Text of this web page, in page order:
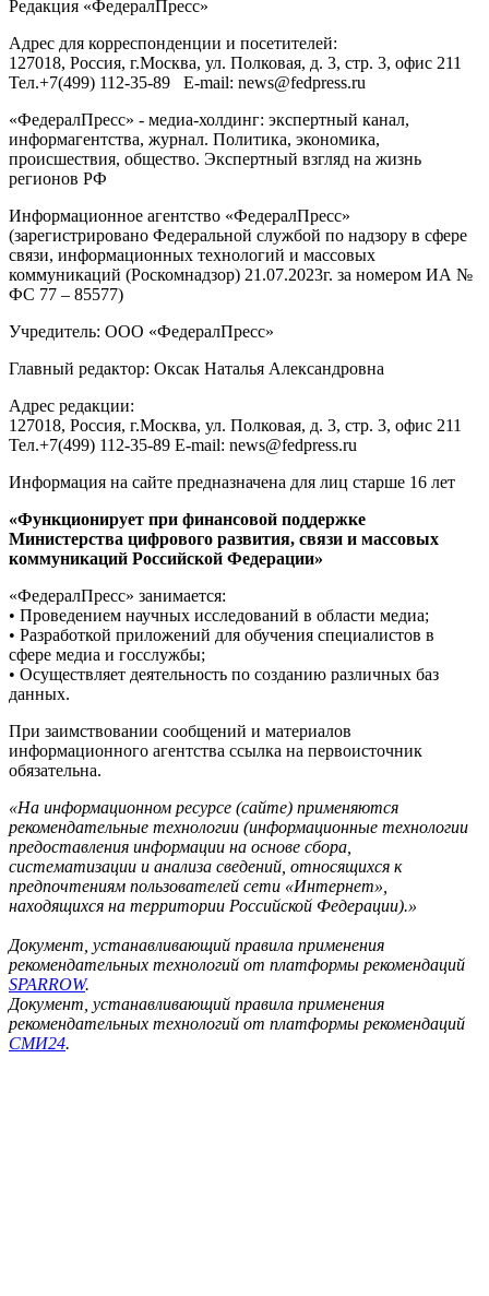
Редакция «ФедералПресс»
Адрес для корреспонденции и посетителей:
127018, Россия, г.Москва, ул. Полковая, д. 3, стр. 3, офис 211
Тел.+7(499) 112-35-89 E-mail: news@fedpress.ru
«ФедералПресс» - медиа-холдинг: экспертный канал,
информагентства, журнал. Политика, экономика,
происшествия, общество. Экспертный взгляд на жизнь
регионов РФ
Информационное агентство «ФедералПресс»
(зарегистрировано Федеральной службой по надзору в сфере
связи, информационных технологий и массовых
коммуникаций (Роскомнадзор) 21.07.2023г. за номером ИА №
ФС 77 – 85577)
Учредитель: ООО «ФедералПресс»
Главный редактор: Оксак Наталья Александровна
Адрес редакции:
127018, Россия, г.Москва, ул. Полковая, д. 3, стр. 3, офис 211
Тел.+7(499) 112-35-89 E-mail: news@fedpress.ru
Информация на сайте предназначена для лиц старше 16 лет
«Функционирует при финансовой поддержке
Министерства цифрового развития, связи и массовых
коммуникаций Российской Федерации»
«ФедералПресс» занимается:
• Проведением научных исследований в области медиа;
• Разработкой приложений для обучения специалистов в
сфере медиа и госслужбы;
• Осуществляет деятельность по созданию различных баз
данных.
При заимствовании сообщений и материалов
информационного агентства ссылка на первоисточник
обязательна.
«На информационном ресурсе (сайте) применяются
рекомендательные технологии (информационные технологии
предоставления информации на основе сбора,
систематизации и анализа сведений, относящихся к
предпочтениям пользователей сети «Интернет»,
находящихся на территории Российской Федерации).»
Документ, устанавливающий правила применения
рекомендательных технологий от платформы рекомендаций
SPARROW.
Документ, устанавливающий правила применения
рекомендательных технологий от платформы рекомендаций
СМИ24.